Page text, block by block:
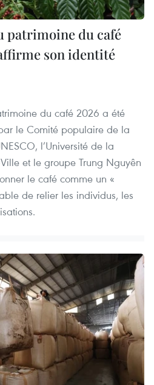
patrimoine du café
son identité
du café 2026 a été
le Comité populaire de la
l’Université de la
et le groupe Trung Nguyên
le café comme un «
de relier les individus, les